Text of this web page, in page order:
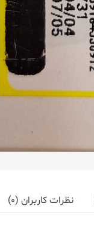
نظرات کاربران (0)